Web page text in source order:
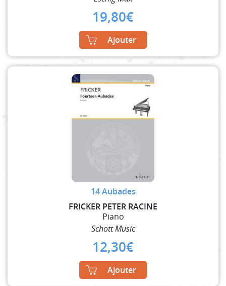
19,80€
Ajouter
14 Aubades
FRICKER PETER RACINE
Piano
Schott Music
12,30€
Ajouter